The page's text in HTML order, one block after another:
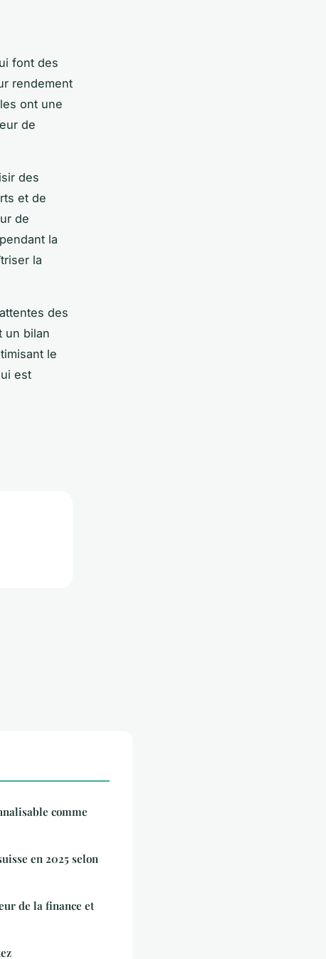
font des
rendement
ont une
de
des
et de
de
la
la
des
un bilan
le
est
comme
en 2025 selon
de la finance et